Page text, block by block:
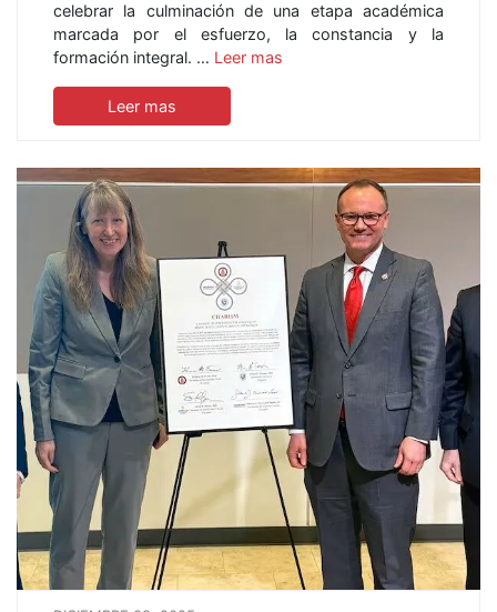
celebrar la culminación de una etapa académica
marcada por el esfuerzo, la constancia y la
formación integral. … Leer mas
Leer mas